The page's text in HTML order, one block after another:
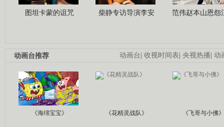
图坦卡蒙的诅咒 柴静专访导演李安 范伟赵本山恩怨
动画台| 收视时间表| 央视热播| 动
动画台推荐
《海绵宝宝》 《花精灵战队》 《飞哥与小佛》